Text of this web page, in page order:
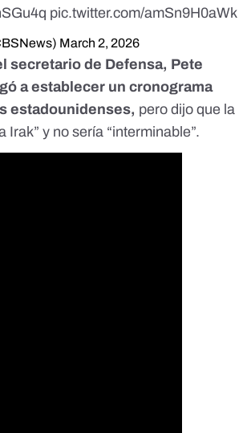
pic.twitter.com/amSn9H0aWk
March 2, 2026
secretario de Defensa, Pete
a establecer un cronograma
estadounidenses, pero dijo que la
Irak” y no sería “interminable”.